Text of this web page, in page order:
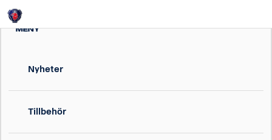
MENY
Nyheter
Tillbehör